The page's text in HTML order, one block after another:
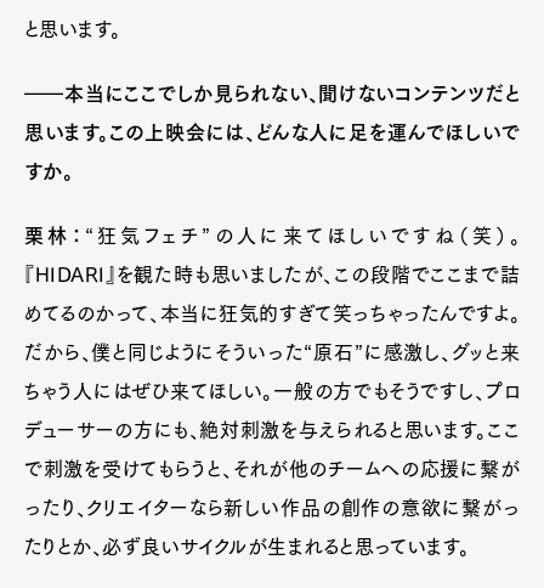
と思います。
――本当にここでしか見られない、聞けないコンテンツだと
思います。この上映会には、どんな人に足を運んでほしいで
すか。
栗林： “狂気フェチ”の人に来てほしいですね（笑）。
『HIDARI』を観た時も思いましたが、この段階でここまで詰
めてるのかって、本当に狂気的すぎて笑っちゃったんですよ。
だから、僕と同じようにそういった“原石”に感激し、グッと来
ちゃう人にはぜひ来てほしい。一般の方でもそうですし、プロ
デューサーの方にも、絶対刺激を与えられると思います。ここ
で刺激を受けてもらうと、それが他のチームへの応援に繋が
ったり、クリエイターなら新しい作品の創作の意欲に繋がっ
たりとか、必ず良いサイクルが生まれると思っています。